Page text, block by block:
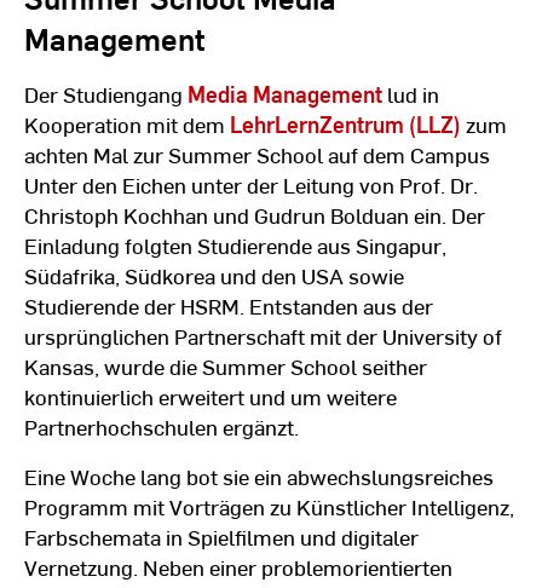
Management
Der Studiengang Media Management lud in
Kooperation mit dem LehrLernZentrum (LLZ) zum
achten Mal zur Summer School auf dem Campus
Unter den Eichen unter der Leitung von Prof. Dr.
Christoph Kochhan und Gudrun Bolduan ein. Der
Einladung folgten Studierende aus Singapur,
Südafrika, Südkorea und den USA sowie
Studierende der HSRM. Entstanden aus der
ursprünglichen Partnerschaft mit der University of
Kansas, wurde die Summer School seither
kontinuierlich erweitert und um weitere
Partnerhochschulen ergänzt.
Eine Woche lang bot sie ein abwechslungsreiches
Programm mit Vorträgen zu Künstlicher Intelligenz,
Farbschemata in Spielfilmen und digitaler
Vernetzung. Neben einer problemorientierten